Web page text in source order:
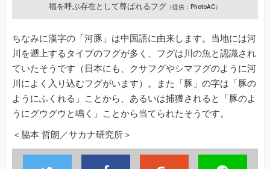
福を呼ぶ存在として尊ばれるフグ （提供：PhotoAC）
ちなみに漢字の「河豚」は中国語に由来します。当地には河
川を遡上するタイプのフグが多く、フグは川の魚と認識され
ていたそうです（日本にも、クサフグやシマフグのように河
川によく入り込むフグがいます）。また「豚」の字は「豚の
ようにふくれる」ことから、あるいは捕獲されると「豚のよ
うにグウグウと鳴く」ことから当てられたそうです。
＜脇本 哲朗／サカナ研究所＞